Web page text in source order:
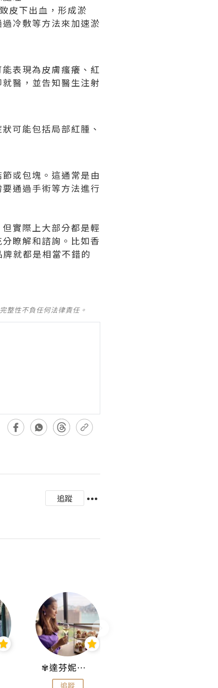
皮下出血，形成淤
冷敷等方法來加速淤
表現為皮膚瘙癢、紅
醫，並告知醫生注射
可能包括局部紅腫、
或包塊。這通常是由
通過手術等方法進行
實際上大部分都是輕
瞭解和諮詢。比如香
就都是相當不錯的
整性不負任何法律責任。
追蹤
✾達芬妮•愛孩子•愛生活✾
追蹤